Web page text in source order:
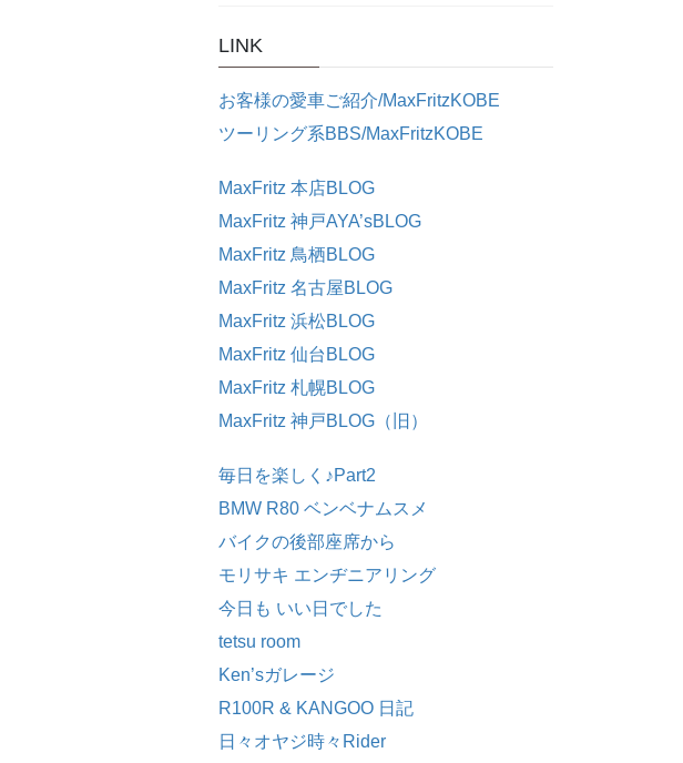
LINK
お客様の愛車ご紹介/MaxFritzKOBE
ツーリング系BBS/MaxFritzKOBE
MaxFritz 本店BLOG
MaxFritz 神戸AYA’sBLOG
MaxFritz 鳥栖BLOG
MaxFritz 名古屋BLOG
MaxFritz 浜松BLOG
MaxFritz 仙台BLOG
MaxFritz 札幌BLOG
MaxFritz 神戸BLOG（旧）
毎日を楽しく♪Part2
BMW R80 ベンベナムスメ
バイクの後部座席から
モリサキ エンヂニアリング
今日も いい日でした
tetsu room
Ken’sガレージ
R100R & KANGOO 日記
日々オヤジ時々Rider